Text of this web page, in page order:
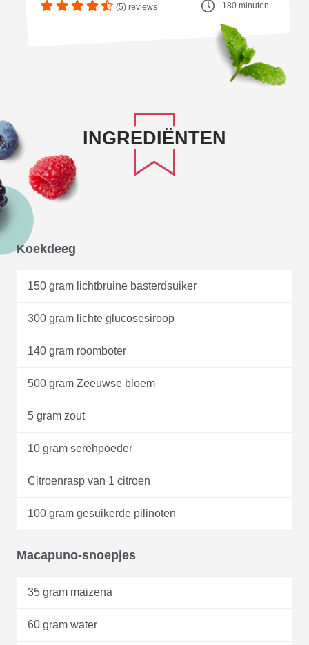
(5) reviews 180 minuten
INGREDIËNTEN
Koekdeeg
150 gram lichtbruine basterdsuiker
300 gram lichte glucosesiroop
140 gram roomboter
500 gram Zeeuwse bloem
5 gram zout
10 gram serehpoeder
Citroenrasp van 1 citroen
100 gram gesuikerde pilinoten
Macapuno-snoepjes
35 gram maizena
60 gram water